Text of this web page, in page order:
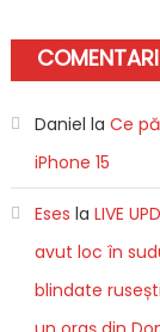
Daniel la Ce
iPhone 15
Eses la LIVE
avut loc în
blindate